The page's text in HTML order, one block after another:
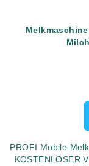
PROFI Mobile
KOSTENLOSER